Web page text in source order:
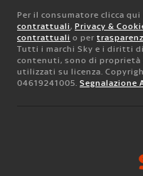
Per il consumatore clicca qui
contrattuali, Privacy &
contrattuali o per
Tutti i marchi Sky e i diritti
contenuti, sono di proprietà
utilizzati su licenza.
04619241005. Segnalazione